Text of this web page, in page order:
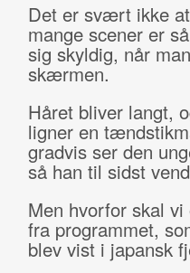
Det er svært ikke
mange scener er
sig skyldig, når
skærmen.
Håret bliver langt,
ligner en
gradvis ser den
så han til sidst
Men hvorfor skal
fra programmet,
blev vist i japansk